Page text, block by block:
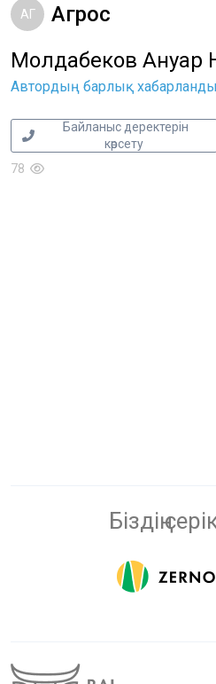
АГ
Агрос
Молдабеков Ануар
Автордың барлық
Байланыс деректерін
көрсету
78
Біздің